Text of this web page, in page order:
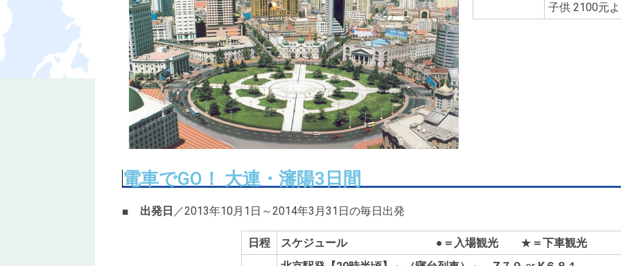
子供 2100元
電車でGO！ 大連・瀋陽3日間
■ 出発日 ／2013年10月1日～2014年3月31日の毎日出発
日程 スケジュール ● ＝入場観光 ★ ＝下車観光